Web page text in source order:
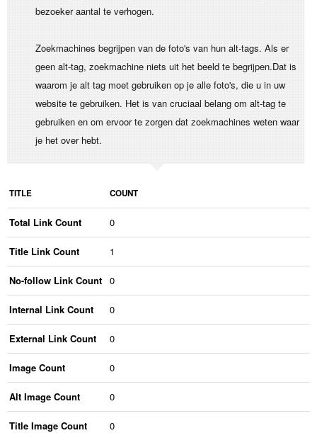
bezoeker aantal te verhogen.
Zoekmachines begrijpen van de foto's van hun alt-tags. Als er
geen alt-tag, zoekmachine niets uit het beeld te begrijpen.Dat is
waarom je alt tag moet gebruiken op je alle foto's, die u in uw
website te gebruiken. Het is van cruciaal belang om alt-tag te
gebruiken en om ervoor te zorgen dat zoekmachines weten waar
je het over hebt.
TITLE COUNT
Total Link Count 0
Title Link Count 1
No-follow Link Count 0
Internal Link Count 0
External Link Count 0
Image Count 0
Alt Image Count 0
Title Image Count 0